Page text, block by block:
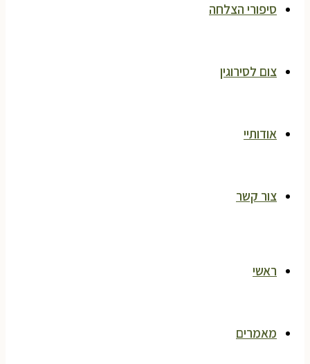
סיפורי הצלחה
צום לסירוגין
אודותיי
צור קשר
ראשי
מאמרים